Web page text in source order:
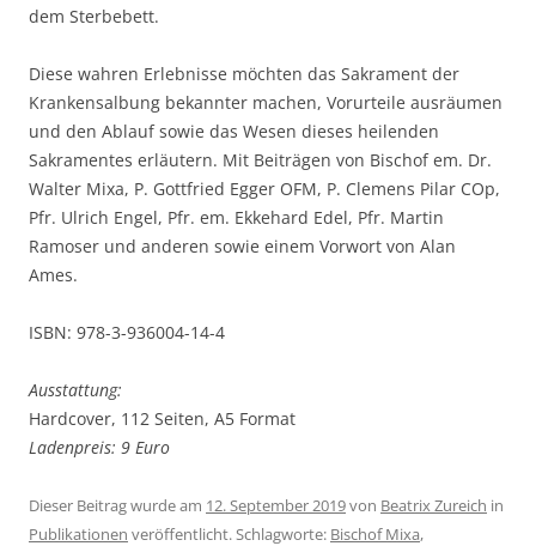
dem Sterbebett.
Diese wahren Erlebnisse möchten das Sakrament der
Krankensalbung bekannter machen, Vorurteile ausräumen
und den Ablauf sowie das Wesen dieses heilenden
Sakramentes erläutern. Mit Beiträgen von Bischof em. Dr.
Walter Mixa, P. Gottfried Egger OFM, P. Clemens Pilar COp,
Pfr. Ulrich Engel, Pfr. em. Ekkehard Edel, Pfr. Martin
Ramoser und anderen sowie einem Vorwort von Alan
Ames.
ISBN: 978-3-936004-14-4
Ausstattung:
Hardcover, 112 Seiten, A5 Format
Ladenpreis: 9 Euro
Dieser Beitrag wurde am 12. September 2019von Beatrix Zureich in
Publikationen veröffentlicht. Schlagworte: Bischof Mixa,